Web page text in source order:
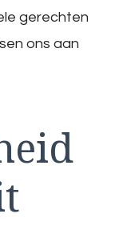
gerechten
ons aan